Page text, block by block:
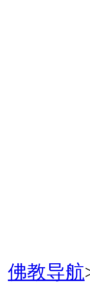
佛教导航